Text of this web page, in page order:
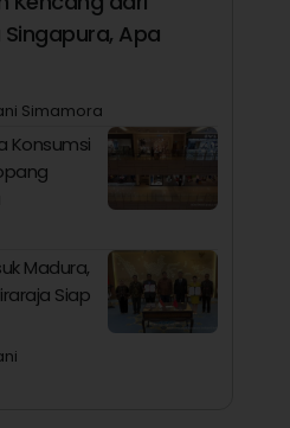
Apa
Simamora
Konsumsi
Madura,
Siap